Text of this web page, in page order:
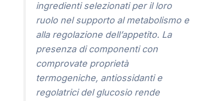
ingredienti selezionati per il loro
ruolo nel supporto al metabolismo e
alla regolazione dell’appetito. La
presenza di componenti con
comprovate proprietà
termogeniche, antiossidanti e
regolatrici del glucosio rende